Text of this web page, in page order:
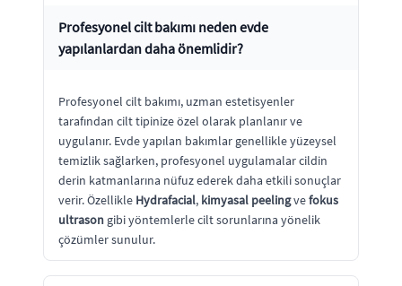
Profesyonel cilt bakımı neden evde
yapılanlardan daha önemlidir?
Profesyonel cilt bakımı, uzman estetisyenler
tarafından cilt tipinize özel olarak planlanır ve
uygulanır. Evde yapılan bakımlar genellikle yüzeysel
temizlik sağlarken, profesyonel uygulamalar cildin
derin katmanlarına nüfuz ederek daha etkili sonuçlar
verir. Özellikle Hydrafacial, kimyasal peelingvefokus
ultrason gibi yöntemlerle cilt sorunlarına yönelik
çözümler sunulur.